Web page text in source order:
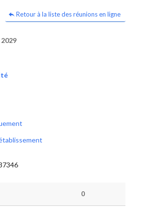
Retour à la liste des réunions en ligne
0